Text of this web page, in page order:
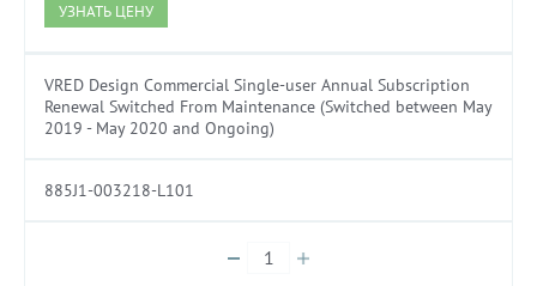
УЗНАТЬ ЦЕНУ
VRED Design Commercial Single-user Annual Subscription
Renewal Switched From Maintenance (Switched between May
2019 - May 2020 and Ongoing)
885J1-003218-L101